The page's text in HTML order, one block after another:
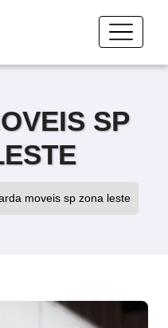
SP
moveis sp zona leste